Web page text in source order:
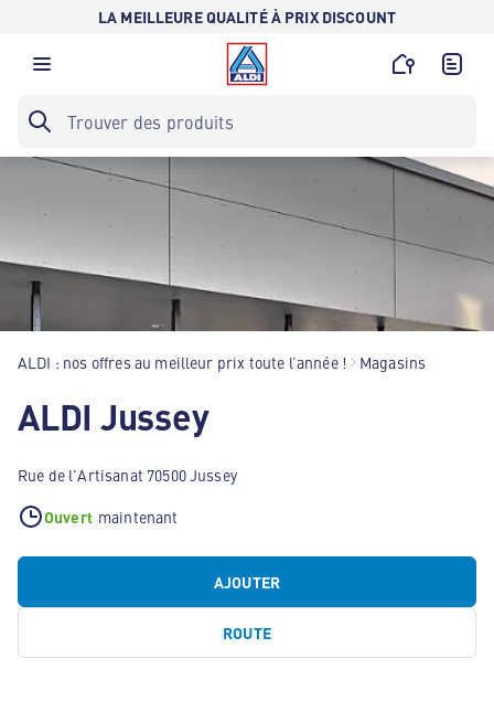
LA MEILLEURE QUALITÉ À PRIX DISCOUNT
ALDI : nos offres au meilleur prix toute l’année ! Magasins
ALDI Jussey
Rue de l'Artisanat 70500 Jussey
Ouvert maintenant
AJOUTER
ROUTE